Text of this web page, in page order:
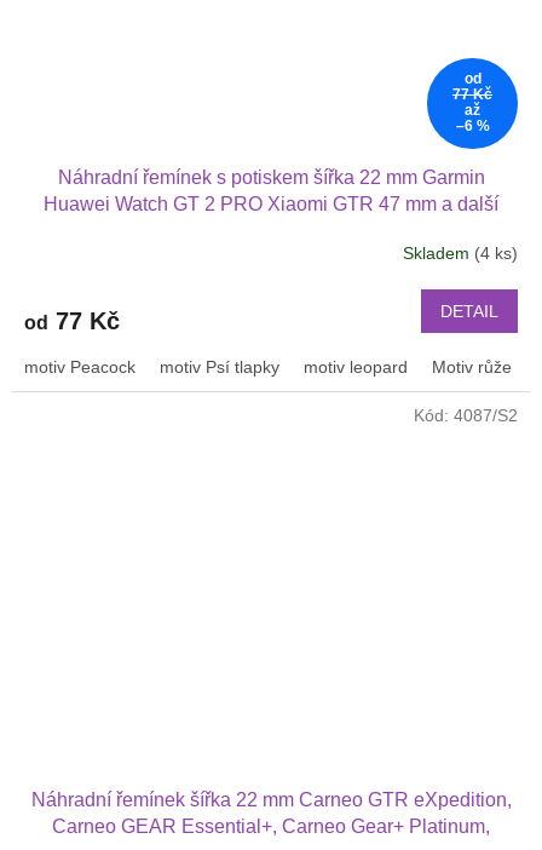
od
77 Kč
až
–6 %
Náhradní řemínek s potiskem šířka 22 mm Garmin
Huawei Watch GT 2 PRO Xiaomi GTR 47 mm a další
Skladem (4 ks)
od 77 Kč DETAIL
motiv Peacock motiv Psí tlapky motiv leopard Motiv růže
Náhradní řemínek šířka 22 mm Carneo GTR eXpedition,
Carneo GEAR Essential+, Carneo Gear+ Platinum,
Kód: 4087/S2